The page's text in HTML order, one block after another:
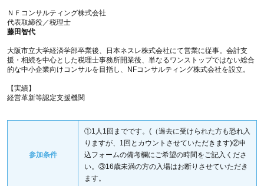
ＮＦコンサルティング株式会社
代表取締役／税理士
藤田智代
大阪市立大学経済学部卒業後、日本ネスレ株式会社にて営業に従事。会計支
援・相続を中心とした税理士事務所開業後、単なるワンストップではない総合
的な中小企業向けコンサルを目指し、NFコンサルティング株式会社を設立。
【実績】
経営革新等認定支援機関
参加条件
①1人1回までです。(（過去に受けられた方も恐れ入
りますが、1回とカウントさせていただきます)②申
込フォームの備考欄にご希望の時間をご記入くださ
い。③16歳未満の方の入場はお断りさせていただき
ます。